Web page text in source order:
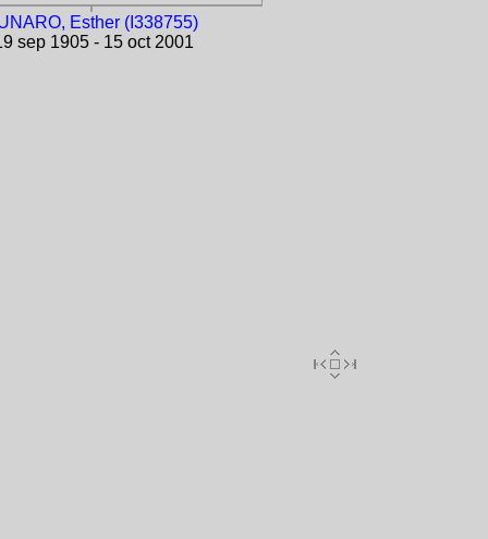
Esther (I338755)
sep 1905 - 15 oct 2001